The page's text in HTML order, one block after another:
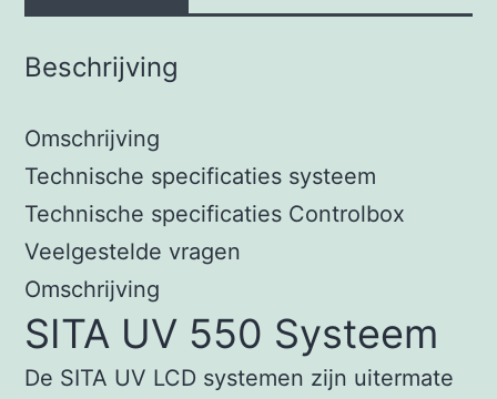
Beschrijving
Omschrijving
Technische specificaties systeem
Technische specificaties Controlbox
Veelgestelde vragen
Omschrijving
SITA UV 550 Systeem
De SITA UV LCD systemen zijn uitermate